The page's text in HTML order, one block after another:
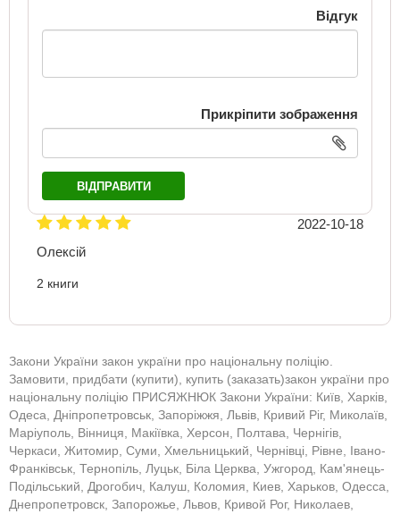
Відгук
Прикріпити зображення
ВІДПРАВИТИ
2022-10-18
Олексій
2 книги
Закони України закон україни про національну поліцію.
Замовити, придбати (купити), купить (заказать)закон україни про
національну поліцію ПРИСЯЖНЮК Закони України: Київ, Харків,
Одеса, Дніпропетровськ, Запоріжжя, Львів, Кривий Ріг, Миколаїв,
Маріуполь, Вінниця, Макіївка, Херсон, Полтава, Чернігів,
Черкаси, Житомир, Суми, Хмельницький, Чернівці, Рівне, Івано-
Франківськ, Тернопіль, Луцьк, Біла Церква, Ужгород, Кам'янець-
Подільський, Дрогобич, Калуш, Коломия, Киев, Харьков, Одесса,
Днепропетровск, Запорожье, Львов, Кривой Рог, Николаев,